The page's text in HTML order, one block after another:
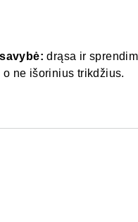
drąsa ir
ne išorinius trikdžius.